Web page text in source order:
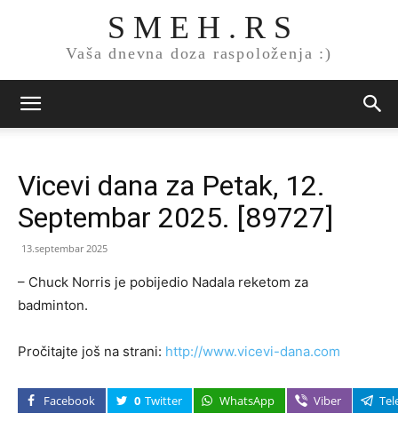
S M E H . R S
Vaša dnevna doza raspoloženja :)
Vicevi dana za Petak, 12.
Septembar 2025. [89727]
13.septembar 2025
– Chuck Norris je pobijedio Nadala reketom za
badminton.
Pročitajte još na strani: http://www.vicevi-dana.com
Facebook 0 Twitter WhatsApp Viber